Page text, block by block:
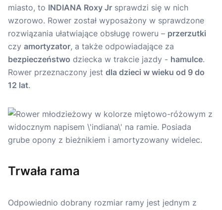
miasto, to INDIANA Roxy Jr sprawdzi się w nich
wzorowo. Rower został wyposażony w sprawdzone
rozwiązania ułatwiające obsługę roweru – przerzutki
czy amortyzator, a także odpowiadające za
bezpieczeństwo dziecka w trakcie jazdy - hamulce.
Rower przeznaczony jest dla dzieci w wieku od 9 do
12 lat.
Trwała rama
Odpowiednio dobrany rozmiar ramy jest jednym z